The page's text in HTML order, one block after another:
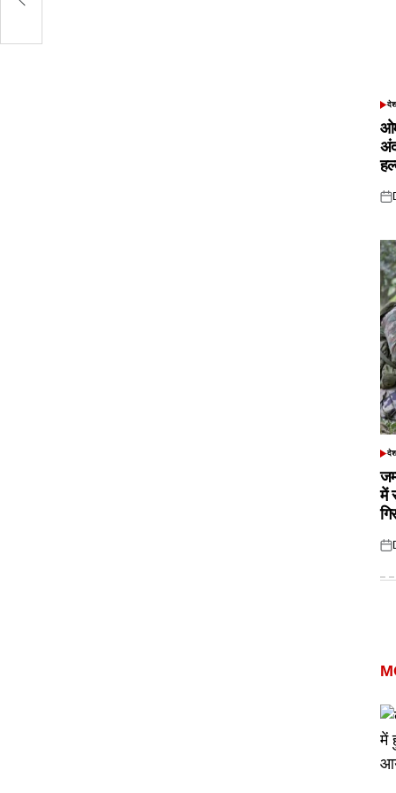
देश
देश
में